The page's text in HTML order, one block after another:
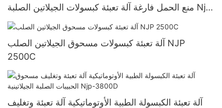
منع الحمل فارغة آلة تعبئة كبسولات الجيلاتين الصلبة Njp
1500D
آلة تعبئة كبسولات مسحوق الجيلاتين الصلب NJP
2500C
آلة تعبئة الكبسولة الطبية الأوتوماتيكية آلة تعبئة وتغليف